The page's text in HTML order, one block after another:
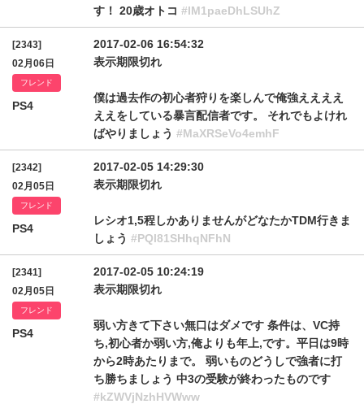
す！ 20歳オトコ #lM1paeDhLSUhZ
[2343]
02月06日
フレンド
PS4
2017-02-06 16:54:32
表示期限切れ
僕は過去作の初心者狩りを楽しんで俺強ええええ
ええをしている暴言配信者です。 それでもよけれ
ばやりましょう #MaXRSeVo4emhF
[2342]
02月05日
フレンド
PS4
2017-02-05 14:29:30
表示期限切れ
レシオ1,5程しかありませんがどなたかTDM行きま
しょう #PQl81SHhqNFhN
[2341]
02月05日
フレンド
PS4
2017-02-05 10:24:19
表示期限切れ
弱い方きて下さい無口はダメです 条件は、VC持
ち,初心者か弱い方,俺よりも年上,です。平日は9時
から2時あたりまで。 弱いものどうしで強者に打
ち勝ちましょう 中3の受験が終わったものです
#kZWVjNzhHVWww